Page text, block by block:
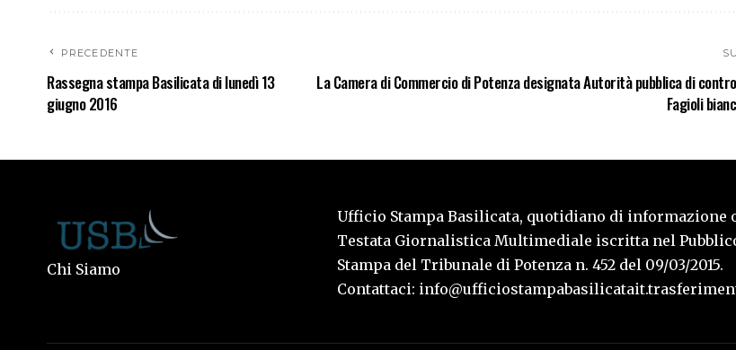
PRECEDENTE
Rassegna stampa Basilicata di lunedì 13
giugno 2016
La Camera di Commercio di Potenza designata Autorità pubblica di
Fagioli
Chi Siamo
Ufficio Stampa Basilicata, quotidiano di informazione
Testata Giornalistica Multimediale iscritta nel
Stampa del Tribunale di Potenza n. 452 del 09/03/2015.
Contattaci: